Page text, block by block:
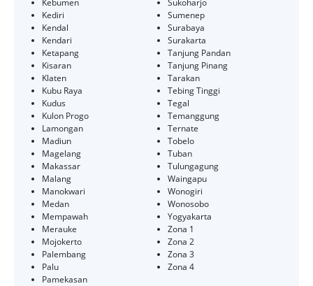
Kebumen
Kediri
Kendal
Kendari
Ketapang
Kisaran
Klaten
Kubu Raya
Kudus
Kulon Progo
Lamongan
Madiun
Magelang
Makassar
Malang
Manokwari
Medan
Mempawah
Merauke
Mojokerto
Palembang
Palu
Pamekasan
Sukoharjo
Sumenep
Surabaya
Surakarta
Tanjung Pandan
Tanjung Pinang
Tarakan
Tebing Tinggi
Tegal
Temanggung
Ternate
Tobelo
Tuban
Tulungagung
Waingapu
Wonogiri
Wonosobo
Yogyakarta
Zona 1
Zona 2
Zona 3
Zona 4